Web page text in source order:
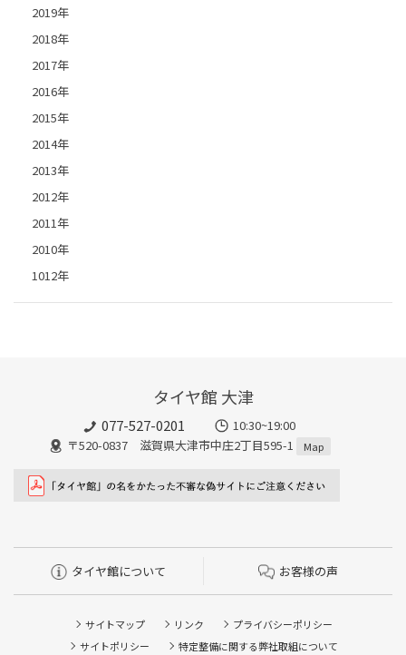
2019年
2018年
2017年
2016年
2015年
2014年
2013年
2012年
2011年
2010年
1012年
タイヤ館 大津
077-527-0201
10:30~19:00
〒520-0837 滋賀県大津市中庄2丁目595-1
Map
タイヤ館について お客様の声
サイトマップ リンク
プライバシーポリシー
サイトポリシー
特定整備に関する弊社取組について